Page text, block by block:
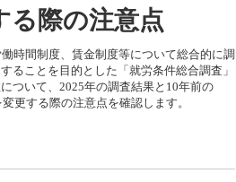
る際の注意点
時間制度、賃金制度等について総合的に調
ることを目的とした「就労条件総合調査」
ついて、2025年の調査結果と10年前の
更する際の注意点を確認します。